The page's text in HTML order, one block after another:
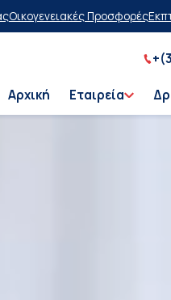
Εκπτώσεις στα ημερήσια
Αρχική Εταιρεία